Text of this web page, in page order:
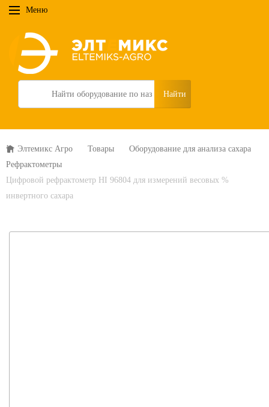
Меню
Search
Элтемикс Агро Товары
Оборудование для анализа сахара
Рефрактометры
Цифровой рефрактометр HI 96804 для измерений весовых %
инвертного сахара